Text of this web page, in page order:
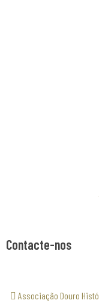
Contacte-nos
Associação Douro